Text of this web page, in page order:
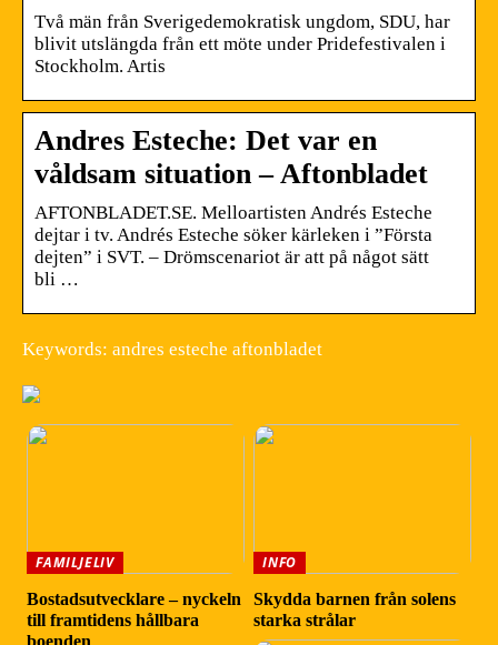
Två män från Sverigedemokratisk ungdom, SDU, har
blivit utslängda från ett möte under Pridefestivalen i
Stockholm. Artis
Andres Esteche: Det var en
våldsam situation – Aftonbladet
AFTONBLADET.SE. Melloartisten Andrés Esteche
dejtar i tv. Andrés Esteche söker kärleken i ”Första
dejten” i SVT. – Drömscenariot är att på något sätt
bli …
Keywords: andres esteche aftonbladet
FAMILJELIV
Bostadsutvecklare – nyckeln
till framtidens hållbara
boenden
INFO
Skydda barnen från solens
starka strålar